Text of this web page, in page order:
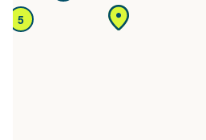
5